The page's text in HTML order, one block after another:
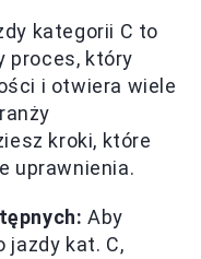
kategorii C to
proces, który
i otwiera wiele
kroki, które
uprawnienia.
Aby
jazdy kat. C,